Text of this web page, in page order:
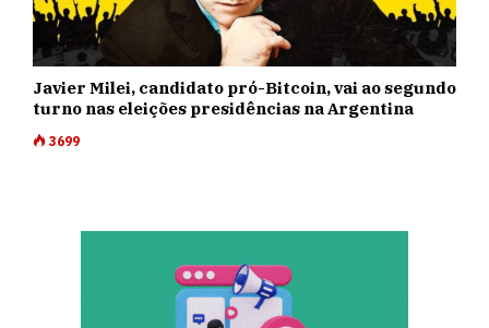
Javier Milei, candidato pró-Bitcoin, vai ao segundo
turno nas eleições presidências na Argentina
3699